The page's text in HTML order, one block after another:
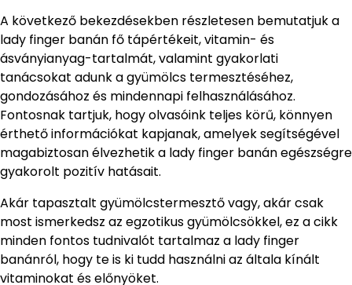
A következő bekezdésekben részletesen bemutatjuk a
lady finger banán fő tápértékeit, vitamin- és
ásványianyag-tartalmát, valamint gyakorlati
tanácsokat adunk a gyümölcs termesztéséhez,
gondozásához és mindennapi felhasználásához.
Fontosnak tartjuk, hogy olvasóink teljes körű, könnyen
érthető információkat kapjanak, amelyek segítségével
magabiztosan élvezhetik a lady finger banán egészségre
gyakorolt pozitív hatásait.
Akár tapasztalt gyümölcstermesztő vagy, akár csak
most ismerkedsz az egzotikus gyümölcsökkel, ez a cikk
minden fontos tudnivalót tartalmaz a lady finger
banánról, hogy te is ki tudd használni az általa kínált
vitaminokat és előnyöket.